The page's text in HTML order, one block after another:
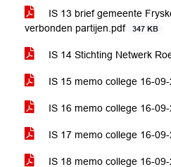
IS 13 brief gemeente
verbonden partijen.pdf
347 KB
IS 14 Stichting Netwerk
IS 15 memo college 16-
IS 16 memo college 16-
IS 17 memo college 16-
IS 18 memo college 16-